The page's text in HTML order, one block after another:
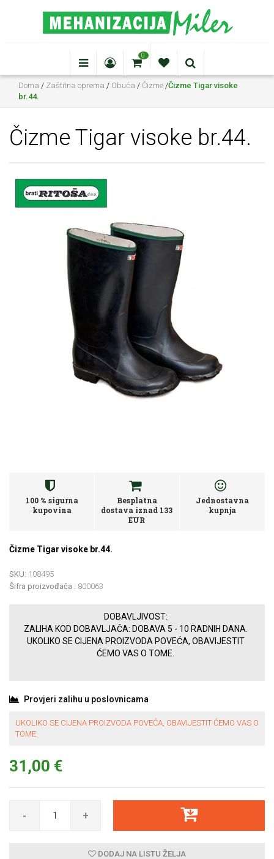
0
Doma / Zaštitna oprema / Obuća / Čizme /Čizme Tigar visoke
br.44.
Čizme Tigar visoke br.44.
100 % sigurna
kupovina
Besplatna
dostava iznad 133
EUR
Jednostavna
kupnja
Čizme Tigar visoke br.44.
SKU: 108495
Šifra proizvođača : 800063
DOBAVLJIVOST:
ZALIHA KOD DOBAVLJAČA: DOBAVA 5 - 10 RADNIH DANA.
UKOLIKO SE CIJENA PROIZVODA POVEĆA, OBAVIJESTIT
ĆEMO VAS O TOME.
Provjeri zalihu u poslovnicama
UKOLIKO SE CIJENA PROIZVODA POVEĆA, OBAVIJESTIT ĆEMO VAS O
TOME.
31,00 €
- +
DODAJ NA LISTU ŽELJA